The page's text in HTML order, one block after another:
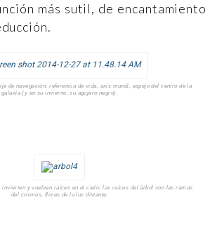
más sutil, de encantamiento
de navegación, referencia de vida, axis mundi, espejo del centro de la
galaxia (y en su invierno, su agujero negro).
invierten y vuelven raíces en el cielo; las raíces del árbol son las ramas
del cosmos, flores de la luz distante.